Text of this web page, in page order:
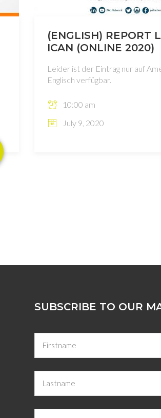
(ENGLISH) REPORT
ICAN (ONLINE 2020)
Leider ist der Eintrag nur auf
Englisch verfügbar.
10:00 am
July 9, 2020
SUBSCRIBE TO OUR